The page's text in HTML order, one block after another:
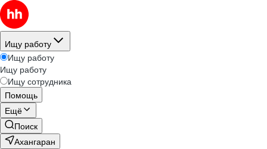
Ищу работу
Ищу работу
Ищу работу
Ищу сотрудника
Помощь
Ещё
Поиск
Ахангаран